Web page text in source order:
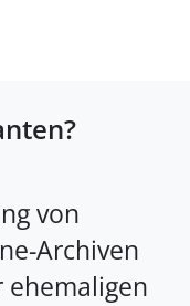
von
Archiven
ehemaligen